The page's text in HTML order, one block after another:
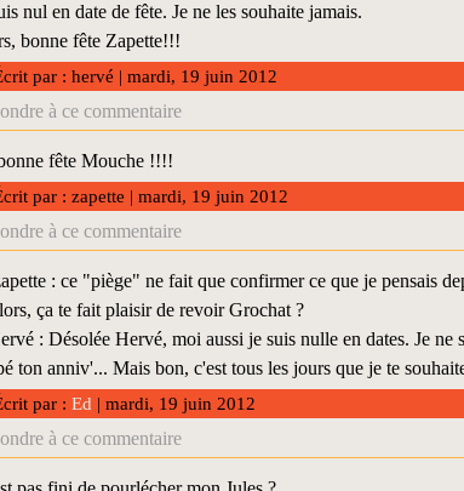
nul en date de fête. Je ne les souhaite jamais.
bonne fête Zapette!!!
par : hervé | mardi, 19 juin 2012
à ce commentaire
fête Mouche !!!!
par : zapette | mardi, 19 juin 2012
à ce commentaire
: ce "piège" ne fait que confirmer ce que je pensais
ça te fait plaisir de revoir Grochat ?
: Désolée Hervé, moi aussi je suis nulle en dates. Je
ton anniv'... Mais bon, c'est tous les jours que je te
par : Ed | mardi, 19 juin 2012
à ce commentaire